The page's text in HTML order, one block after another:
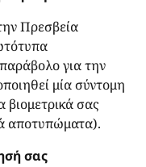
Πρεσβεία
για την
μία σύντομη
βιομετρικά σας
αποτυπώματα).
σας